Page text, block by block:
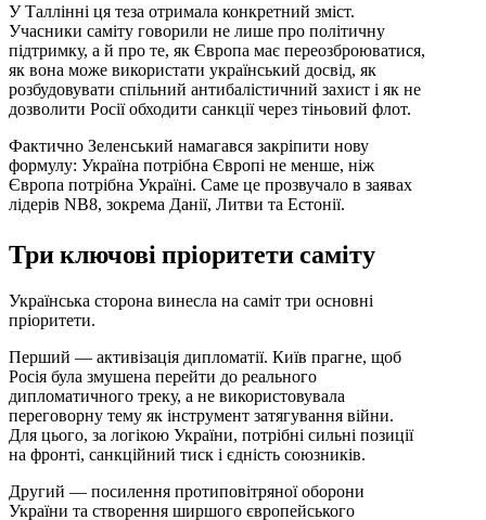
У Таллінні ця теза отримала конкретний зміст.
Учасники саміту говорили не лише про політичну
підтримку, а й про те, як Європа має переозброюватися,
як вона може використати український досвід, як
розбудовувати спільний антибалістичний захист і як не
дозволити Росії обходити санкції через тіньовий флот.
Фактично Зеленський намагався закріпити нову
формулу: Україна потрібна Європі не менше, ніж
Європа потрібна Україні. Саме це прозвучало в заявах
лідерів NB8, зокрема Данії, Литви та Естонії.
Три ключові пріоритети саміту
Українська сторона винесла на саміт три основні
пріоритети.
Перший — активізація дипломатії. Київ прагне, щоб
Росія була змушена перейти до реального
дипломатичного треку, а не використовувала
переговорну тему як інструмент затягування війни.
Для цього, за логікою України, потрібні сильні позиції
на фронті, санкційний тиск і єдність союзників.
Другий — посилення протиповітряної оборони
України та створення ширшого європейського